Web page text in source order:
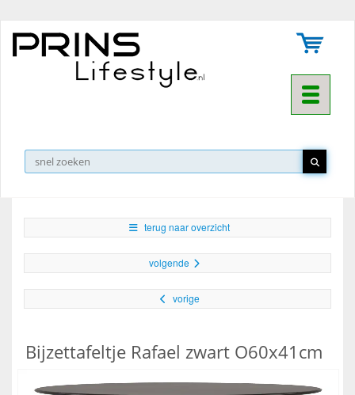
Toggle
▼
terug naar overzicht
volgende
vorige
Bijzettafeltje Rafael zwart O60x41cm